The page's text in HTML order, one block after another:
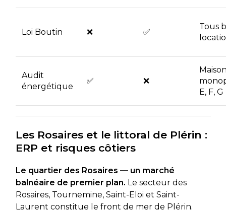
Loi Boutin ❌ ✅
Tous
Audit
énergétique
✅ ❌
E, F, G
Les Rosaires et le littoral de Plérin :
ERP et risques côtiers
Le quartier des Rosaires — un marché
balnéaire de premier plan. Le secteur des
Rosaires, Tournemine, Saint-Eloi et Saint-
Laurent constitue le front de mer de Plérin.